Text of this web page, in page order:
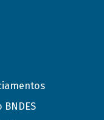
BNDES